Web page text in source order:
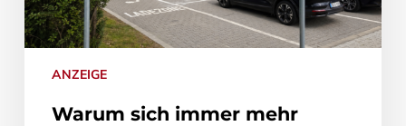
ANZEIGE
Warum sich immer mehr